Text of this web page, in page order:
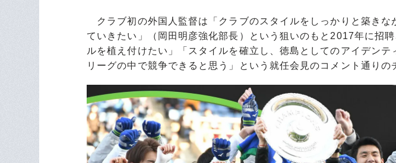
クラブ初の外国人監督は「クラブのスタイルをしっかりと築きな
ていきたい」（岡田明彦強化部長）という狙いのもと2017年に招
ルを植え付けたい」「スタイルを確立し、徳島としてのアイデンテ
リーグの中で競争できると思う」という就任会見のコメント通りの